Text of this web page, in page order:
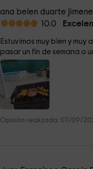
ana belen duarte
10.0
Estuvimos muy bien y
pasar un fin de semana o
Opinión realizada: 07/09/